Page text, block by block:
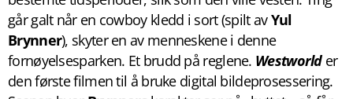
går galt når en cowboy kledd i sort (spilt avYul
Brynner), skyter en av menneskene i denne
fornøyelsesparken. Et brudd på reglene. Westworld er
den første filmen til å bruke digital bildeprosessering.